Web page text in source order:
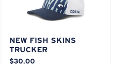
NEW FISH SKINS
TRUCKER
$30.00